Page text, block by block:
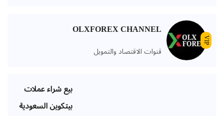
VIP
OLXFOREX CHANNEL
قنوات الاقتصاد والتمويل
بيع شراء عملات
بيتكوين السعودية